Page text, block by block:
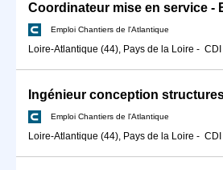
Emploi Chantiers de l'Atlantique
Loire-Atlantique (44), Pays de la Loire - CDI
Ingénieur conception
Emploi Chantiers de l'Atlantique
Loire-Atlantique (44), Pays de la Loire - CDI